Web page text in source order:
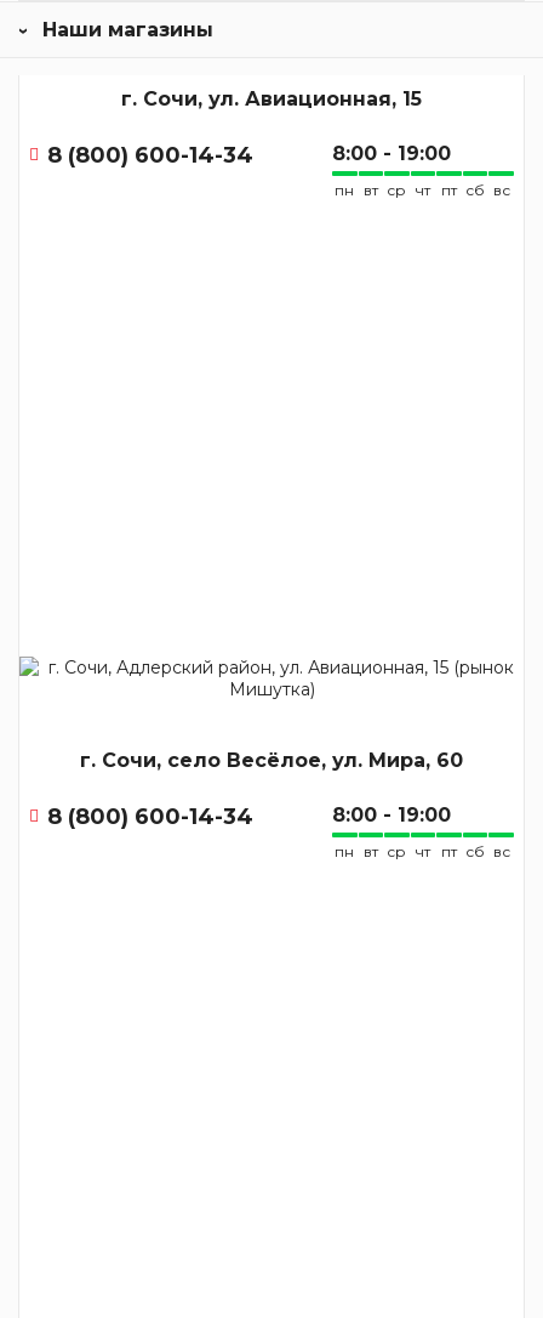
Наши магазины
г. Сочи, ул. Авиационная, 15
8 (800) 600-14-34 8:00 - 19:00
пн вт ср чт пт сб вс
г. Сочи, село Весёлое, ул. Мира, 60
8 (800) 600-14-34 8:00 - 19:00
пн вт ср чт пт сб вс